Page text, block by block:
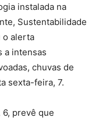
instalada na
Sustentabilidade
o alerta
a intensas
chuvas de
sexta-feira, 7.
prevê que